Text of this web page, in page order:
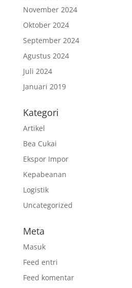
November 2024
Oktober 2024
September 2024
Agustus 2024
Juli 2024
Januari 2019
Kategori
Artikel
Bea Cukai
Ekspor Impor
Kepabeanan
Logistik
Uncategorized
Meta
Masuk
Feed entri
Feed komentar